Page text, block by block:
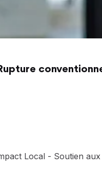
Local - Soutien